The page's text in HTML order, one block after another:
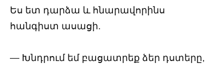
Ես ետ դարձա և հնարավորինս
հանգիստ ասացի.
— Խնդրում եմ բացատրեք ձեր դստերը,